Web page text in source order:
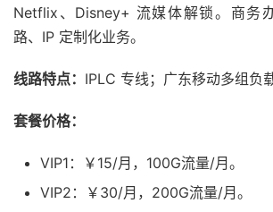
Netflix、Disney+ 流媒体解锁。商务
路、IP 定制化业务。
线路特点： IPLC 专线；广东移动多组负
套餐价格：
VIP1：￥15/月，100G流量/月。
VIP2：￥30/月，200G流量/月。